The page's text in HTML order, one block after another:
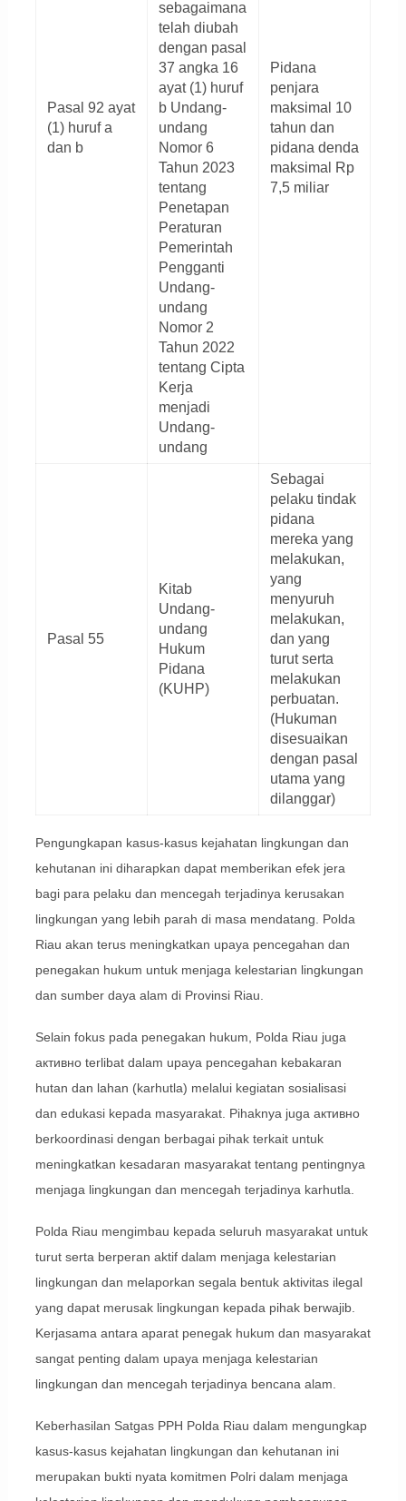
Pasal 92 ayat
(1) huruf a
dan b
sebagaimana
telah diubah
dengan pasal
37 angka 16
ayat (1) huruf
b Undang-
undang
Nomor 6
Tahun 2023
tentang
Penetapan
Peraturan
Pemerintah
Pengganti
Undang-
undang
Nomor 2
Tahun 2022
tentang Cipta
Kerja
menjadi
Undang-
undang
Pidana
penjara
maksimal 10
tahun dan
pidana denda
maksimal Rp
7,5 miliar
Pasal 55
Kitab
Undang-
undang
Hukum
Pidana
(KUHP)
Sebagai
pelaku tindak
pidana
mereka yang
melakukan,
yang
menyuruh
melakukan,
dan yang
turut serta
melakukan
perbuatan.
(Hukuman
disesuaikan
dengan pasal
utama yang
dilanggar)
Pengungkapan kasus-kasus kejahatan lingkungan dan
kehutanan ini diharapkan dapat memberikan efek jera
bagi para pelaku dan mencegah terjadinya kerusakan
lingkungan yang lebih parah di masa mendatang. Polda
Riau akan terus meningkatkan upaya pencegahan dan
penegakan hukum untuk menjaga kelestarian lingkungan
dan sumber daya alam di Provinsi Riau.
Selain fokus pada penegakan hukum, Polda Riau juga
активно terlibat dalam upaya pencegahan kebakaran
hutan dan lahan (karhutla) melalui kegiatan sosialisasi
dan edukasi kepada masyarakat. Pihaknya juga активно
berkoordinasi dengan berbagai pihak terkait untuk
meningkatkan kesadaran masyarakat tentang pentingnya
menjaga lingkungan dan mencegah terjadinya karhutla.
Polda Riau mengimbau kepada seluruh masyarakat untuk
turut serta berperan aktif dalam menjaga kelestarian
lingkungan dan melaporkan segala bentuk aktivitas ilegal
yang dapat merusak lingkungan kepada pihak berwajib.
Kerjasama antara aparat penegak hukum dan masyarakat
sangat penting dalam upaya menjaga kelestarian
lingkungan dan mencegah terjadinya bencana alam.
Keberhasilan Satgas PPH Polda Riau dalam mengungkap
kasus-kasus kejahatan lingkungan dan kehutanan ini
merupakan bukti nyata komitmen Polri dalam menjaga